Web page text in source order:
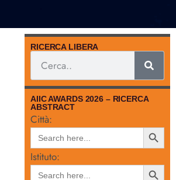
RICERCA LIBERA
AIIC AWARDS 2026 – RICERCA
ABSTRACT
Città:
Search
for:
Search
Button
Istituto:
Search
Search